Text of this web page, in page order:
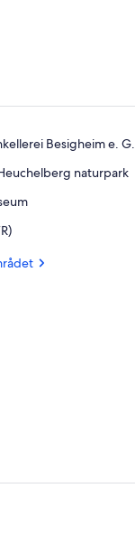
Besigheim e. G.
naturpark